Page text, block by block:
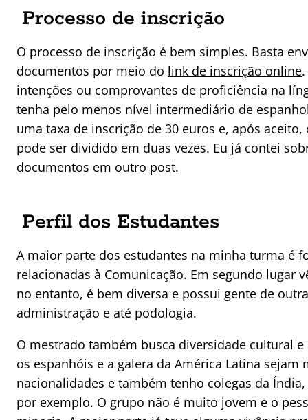
Processo de inscrição
O processo de inscrição é bem simples. Basta
documentos por meio do link de inscrição online
intenções ou comprovantes de proficiência na
tenha pelo menos nível intermediário de
uma taxa de inscrição de 30 euros e, após
pode ser dividido em duas vezes. Eu já contei
documentos em outro post.
Perfil dos Estudantes
A maior parte dos estudantes na minha turma é
relacionadas à Comunicação. Em segundo lugar
no entanto, é bem diversa e possui gente de
administração e até podologia.
O mestrado também busca diversidade cultural
os espanhóis e a galera da América Latina
nacionalidades e também tenho colegas da
por exemplo. O grupo não é muito jovem e o